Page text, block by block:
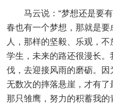
马云说：“梦想还是要
春也有一个梦想，那就是
人，那样的坚毅、乐观，
学生，未来的路还很漫长
伐，去迎接风雨的磨砺。
无数次的摔落悬崖，才有
那只雏鹰，努力的积蓄我